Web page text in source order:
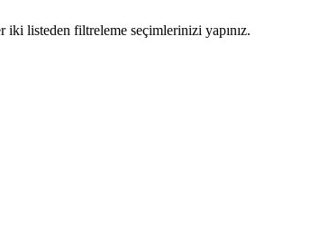
listeden filtreleme seçimlerinizi yapınız.